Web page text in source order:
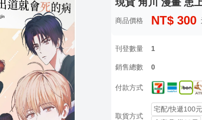
商品價格 NT$ 300
刊登數量 1
銷售總數 0
付款方式
取貨方式
宅配/快遞100元